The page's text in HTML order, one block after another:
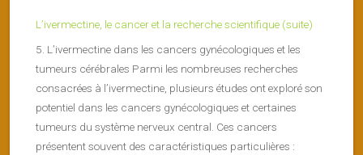
L’ivermectine, le cancer et la recherche scientifique (suite)
5. L’ivermectine dans les cancers gynécologiques et les
tumeurs cérébrales Parmi les nombreuses recherches
consacrées à l’ivermectine, plusieurs études ont exploré son
potentiel dans les cancers gynécologiques et certaines
tumeurs du système nerveux central. Ces cancers
présentent souvent des caractéristiques particulières :